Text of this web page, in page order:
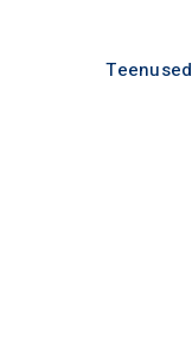
Teenused